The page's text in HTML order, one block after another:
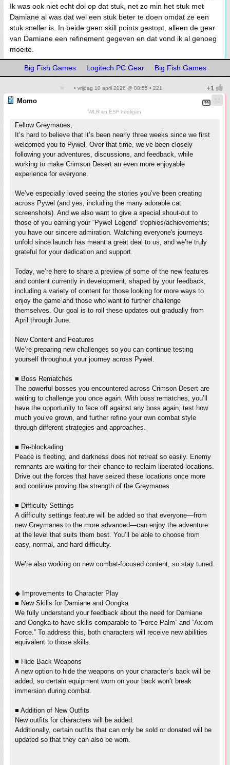
Ik was ook niet echt dol op dat stuk, net zo min het stuk met
Damiane al was dat wel een stuk beter te doen omdat ze een
stuk sneller is. In beide geen skill points gestopt, alleen de gear
van Damiane een refinement gegeven en dat vond ik al genoeg
moeite.
Big Fish Games Logitech PC Gear Big Fish Games
• vrijdag 10 april 2026 @ 08:55 • 221
Momo
WLR en ESF hooligan
Fellow Greymanes,
It’s hard to believe that it’s been nearly three weeks since we first
welcomed you to Pywel. Over that time, we’ve been closely
following your adventures, discussions, and feedback, while
working to make Crimson Desert an even more enjoyable
experience for everyone.
We’ve especially loved seeing the stories you’ve been creating
across Pywel (and yes, including the many adorable cat
screenshots). And we also want to give a special shout-out to
those of you earning your “Pywel Legend” trophies/achievements;
you have our sincere admiration. Watching everyone's journeys
unfold since launch has meant a great deal to us, and we’re truly
grateful for your dedication and support.
Today, we’re here to share a preview of some of the new features
and content currently in development, shaped by your feedback,
including a variety of content for those looking for more ways to
enjoy the game and those who want to further challenge
themselves. Our goal is to roll these updates out gradually from
April through June.
New Content and Features
We’re preparing new challenges so you can continue testing
yourself throughout your journey across Pywel.
■ Boss Rematches
The powerful bosses you encountered across Crimson Desert are
waiting to challenge you once again. With boss rematches, you’ll
have the opportunity to face off against any boss again, test how
much you’ve grown, and further refine your own combat style
through different strategies and approaches.
■ Re-blockading
Peace is fleeting, and darkness does not retreat so easily. Enemy
remnants are waiting for their chance to reclaim liberated locations.
Drive out the forces that have seized these locations once more
and continue proving the strength of the Greymanes.
■ Difficulty Settings
A difficulty settings feature will be added so that everyone—from
new Greymanes to the more advanced—can enjoy the adventure
at the level that suits them best. You’ll be able to choose from
easy, normal, and hard difficulty.
We’re also working on new combat-focused content, so stay tuned.
◆ Improvements to Character Play
■ New Skills for Damiane and Oongka
We fully understand your feedback about the need for Damiane
and Oongka to have skills comparable to “Force Palm” and “Axiom
Force.” To address this, both characters will receive new abilities
equivalent to those skills.
■ Hide Back Weapons
A new option to hide the weapons on your character’s back will be
added, so certain equipment worn on your back won’t break
immersion during combat.
■ Addition of New Outfits
New outfits for characters will be added.
Additionally, certain outfits that can only be sold or donated will be
updated so that they can also be worn.